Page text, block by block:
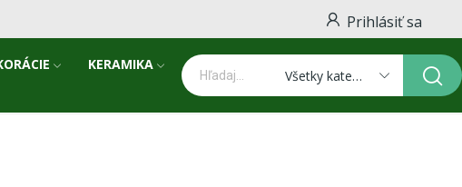
Prihlásiť sa
KERAMIKA
Všetky kategórie